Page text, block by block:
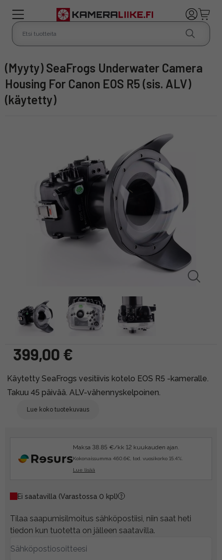
(Myyty) SeaFrogs Underwater Camera
Housing For Canon EOS R5 (sis. ALV)
(käytetty)
399,00 €
Käytetty SeaFrogs vesitiivis kotelo EOS R5 -kameralle.
Takuu 45 päivää. ALV-vähennyskelpoinen.
Lue koko tuotekuvaus
Maksa 38.85 €/kk 12 kuukauden ajan.
Kokonaissumma 460.6€, tod. vuosikorko 15.4%.
Lue lisää
Ei saatavilla (Varastossa 0 kpl)
Tilaa saapumisilmoitus sähköpostiisi, niin saat heti
tiedon kun tuotetta on jälleen saatavilla.